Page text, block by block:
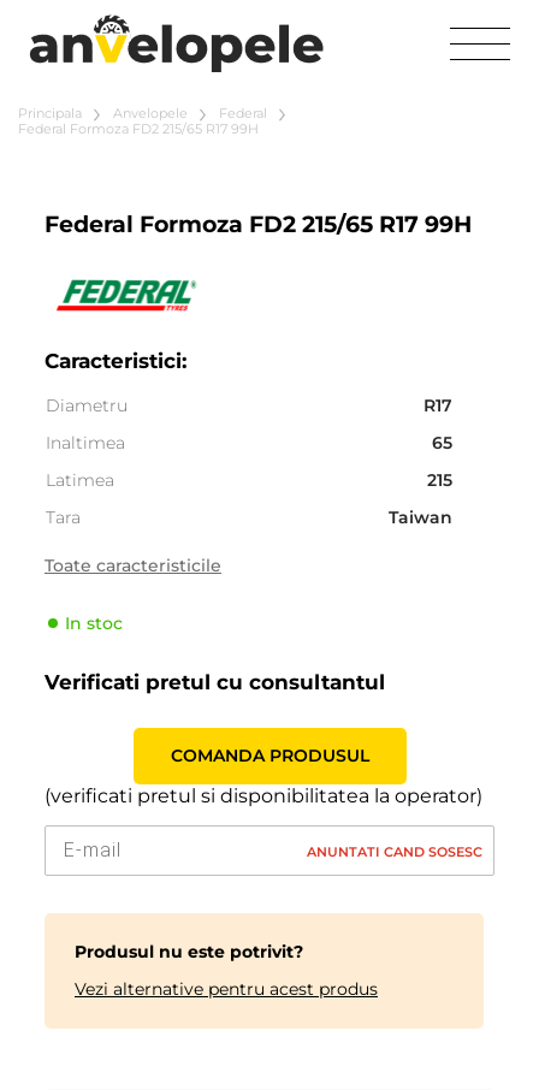
Principala Anvelopele
Federal
Federal Formoza FD2 215/65 R17 99H
Federal Formoza FD2 215/65 R17 99H
Caracteristici:
Diametru
R17
Inaltimea
65
Latimea
215
Tara
Taiwan
Sezonalitate
Producator
Toate caracteristicile
In stoc
Verificati pretul cu consultantul
COMANDA PRODUSUL
(verificati pretul si disponibilitatea la operator)
ANUNTATI CAND SOSESC
Produsul nu este potrivit?
Vezi alternative pentru acest produs